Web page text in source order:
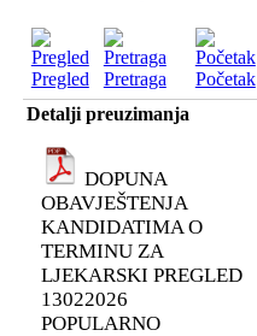
Pregled Pretraga
Početak
Detalji preuzimanja
DOPUNA
OBAVJEŠTENJA
KANDIDATIMA O
TERMINU ZA
LJEKARSKI PREGLED
13022026
POPULARNO